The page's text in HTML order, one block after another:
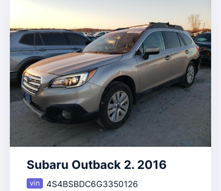
Subaru Outback 2. 2016
4S4BSBDC6G3350126